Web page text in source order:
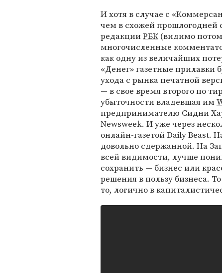
И хотя в случае с
чем в схожей прошлогодней
редакцииРБК (видимо
многочисленные
как одну из величайших
«Денег» газетные прилавки
ухода с рынка печатной
— в свое время второго по
убыточности владевшая им
предпринимателю Сидни
Newsweek. И уже через
онлайн-газетой Daily Beast.
довольно сдержанной. На
всей видимости, лучше
сохранить — бизнес или
решения в пользу бизнеса.
то, логично в